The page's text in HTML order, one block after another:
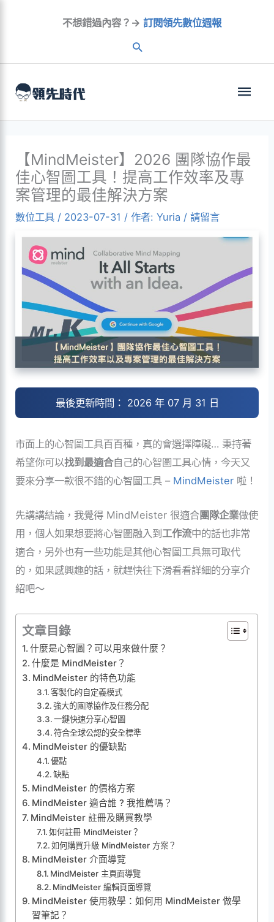
容
不想錯過內容？→ 訂閱領先數位週報
主
單
【MindMeister】2026 團隊協作最
佳心智圖工具！提高工作效率及專
案管理的最佳解決方案
數位工具 / 2023-07-31 / 作者:Yuria /請留言
最後更新時間： 2026 年 07 月 31 日
市面上的心智圖工具百百種，真的會選擇障礙… 秉持著
希望你可以找到最適合自己的心智圖工具心情，今天又
要來分享一款很不錯的心智圖工具 – MindMeister 啦！
先講講結論，我覺得 MindMeister 很適合團隊企業做使
用，個人如果想要將心智圖融入到工作流中的話也非常
適合，另外也有一些功能是其他心智圖工具無可取代
的，如果感興趣的話，就趕快往下滑看看詳細的分享介
紹吧～
文章目錄
什麼是心智圖？可以用來做什麼？
什麼是 MindMeister？
MindMeister 的特色功能
客製化的自定義模式
強大的團隊協作及任務分配
一鍵快速分享心智圖
符合全球公認的安全標準
MindMeister 的優缺點
優點
缺點
MindMeister 的價格方案
MindMeister 適合誰 ? 我推薦嗎？
MindMeister 註冊及購買教學
如何註冊 MindMeister？
如何購買升級 MindMeister 方案？
MindMeister 介面導覽
MindMeister 主頁面導覽
MindMeister 編輯頁面導覽
MindMeister 使用教學：如何用 MindMeister 做學
習筆記？